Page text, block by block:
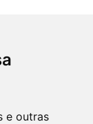
e outras